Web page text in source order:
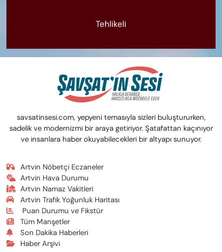
Tehlikeli
savsatinsesi.com, yepyeni temasıyla sizleri buluştururken,
sadelik ve modernizmi bir araya getiriyor. Şatafattan kaçınıyor
ve insanlara haber okuyabilecekleri bir altyapı sunuyor.
Artvin Nöbetçi Eczaneler
Artvin Hava Durumu
Artvin Namaz Vakitleri
Artvin Trafik Yoğunluk Haritası
Puan Durumu ve Fikstür
Tüm Manşetler
Son Dakika Haberleri
Haber Arşivi